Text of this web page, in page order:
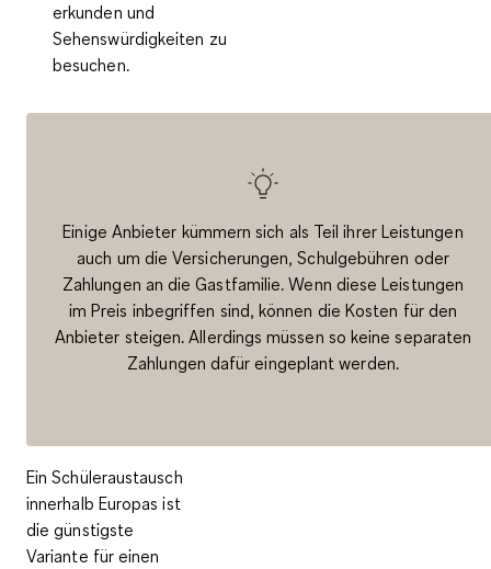
erkunden und
Sehenswürdigkeiten zu
besuchen.
Einige Anbieter kümmern sich als Teil ihrer Leistungen
auch um die Versicherungen, Schulgebühren oder
Zahlungen an die Gastfamilie. Wenn diese Leistungen
im Preis inbegriffen sind, können die Kosten für den
Anbieter steigen. Allerdings müssen so keine separaten
Zahlungen dafür eingeplant werden.
Ein Schüleraustausch
innerhalb Europas ist
die günstigste
Variante für einen